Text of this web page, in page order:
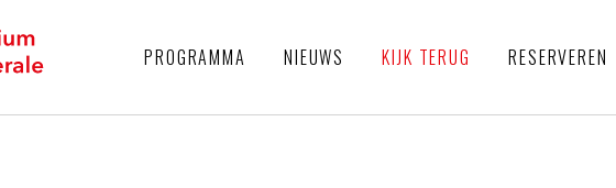
PROGRAMMA NIEUWS KIJK TERUG RESERVEREN